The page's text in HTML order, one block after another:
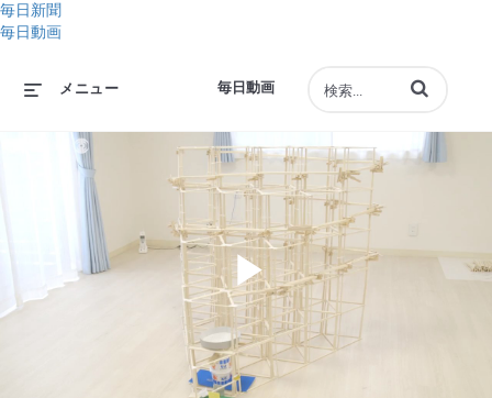
毎日新聞
毎日動画
毎日動画
メニュー 動画の検索語句
Play